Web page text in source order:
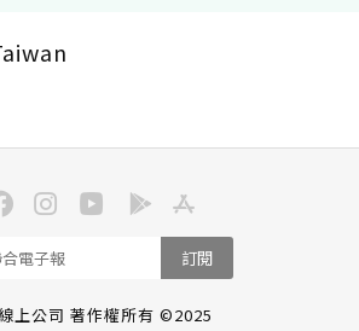
訂閱
上公司 著作權所有 ©2025